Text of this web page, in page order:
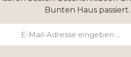
Bunten Haus passiert.